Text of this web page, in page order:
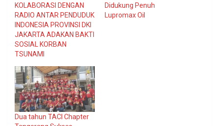
KOLABORASI DENGAN
RADIO ANTAR PENDUDUK
INDONESIA PROVINSI DKI
JAKARTA ADAKAN BAKTI
SOSIAL KORBAN
TSUNAMI
Didukung Penuh
Lupromax Oil
Dua tahun TACI Chapter